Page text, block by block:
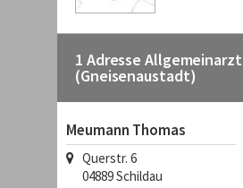
1 Adresse
(Gneisenaustadt)
Meumann Thomas
Querstr. 6
04889 Schildau